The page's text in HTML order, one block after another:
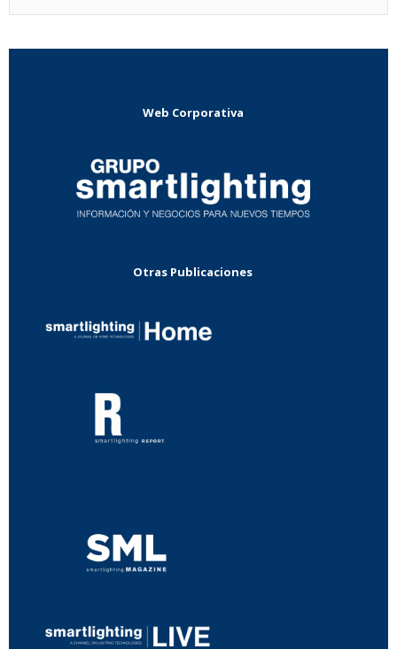
Web Corporativa
Otras Publicaciones